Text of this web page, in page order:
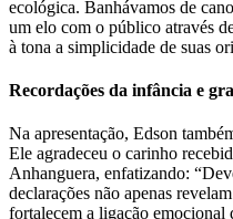
ecológica. Banhávamos de
um elo com o público através
à tona a simplicidade de suas
Recordações da infância e
Na apresentação, Edson
Ele agradeceu o carinho
Anhanguera, enfatizando:
declarações não apenas
fortalecem a ligação emocional